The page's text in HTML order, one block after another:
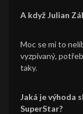
A když Julian
Moc se mi to
vyzpívaný,
taky.
Jaká je výhoda
SuperStar?